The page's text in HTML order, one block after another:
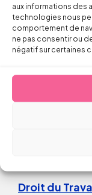
aux informations des
technologies nous
comportement de
ne pas consentir ou
négatif sur certaines
Droit du